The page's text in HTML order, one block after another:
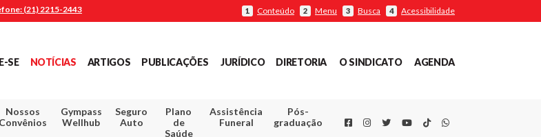
(21) 2215-2443 1 Conteúdo 2 Menu 3 Busca 4 Acessibilidade
SE NOTÍCIAS ARTIGOS PUBLICAÇÕES JURÍDICO DIRETORIA O SINDICATO AGENDA
Nossos
Convênios
Gympass
Wellhub
Seguro
Auto
Plano
de
Saúde
Assistência
Funeral
Pós-
graduação
FacebookInstagram
TwitterYoutube
TikTokWhatsapp